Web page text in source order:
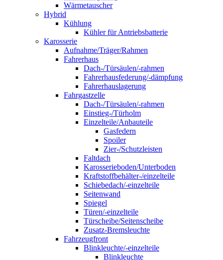
Wärmetauscher
Hybrid
Kühlung
Kühler für Antriebsbatterie
Karosserie
Aufnahme/Träger/Rahmen
Fahrerhaus
Dach-/Türsäulen/-rahmen
Fahrerhausfederung/-dämpfung
Fahrerhauslagerung
Fahrgastzelle
Dach-/Türsäulen/-rahmen
Einstieg-/Türholm
Einzelteile/Anbauteile
Gasfedern
Spoiler
Zier-/Schutzleisten
Faltdach
Karosserieboden/Unterboden
Kraftstoffbehälter-/einzelteile
Schiebedach/-einzelteile
Seitenwand
Spiegel
Türen/-einzelteile
Türscheibe/Seitenscheibe
Zusatz-Bremsleuchte
Fahrzeugfront
Blinkleuchte/-einzelteile
Blinkleuchte